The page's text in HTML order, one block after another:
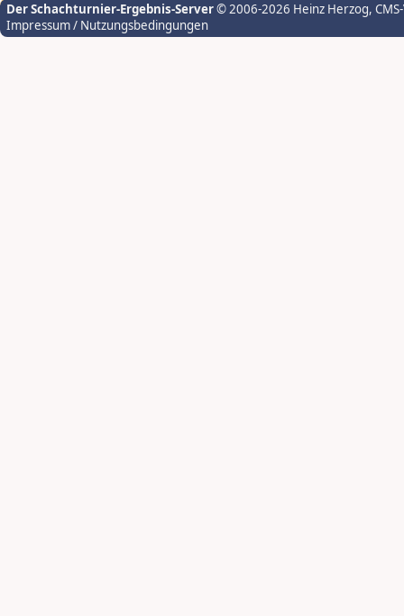
Der Schachturnier-Ergebnis-Server© 2006-2026 Heinz Herzog,
Impressum / Nutzungsbedingungen